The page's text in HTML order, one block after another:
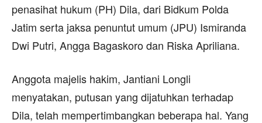
penasihat hukum (PH) Dila, dari Bidkum Polda
Jatim serta jaksa penuntut umum (JPU) Ismiranda
Dwi Putri, Angga Bagaskoro dan Riska Apriliana.
Anggota majelis hakim, Jantiani Longli
menyatakan, putusan yang dijatuhkan terhadap
Dila, telah mempertimbangkan beberapa hal. Yang